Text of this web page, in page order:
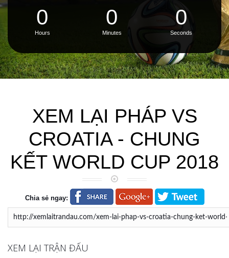
0
Hours
0
Minutes
0
Seconds
XEM LẠI PHÁP VS
CROATIA - CHUNG
KẾT WORLD CUP 2018
Chia sẻ ngay:
XEM LẠI TRẬN ĐẤU